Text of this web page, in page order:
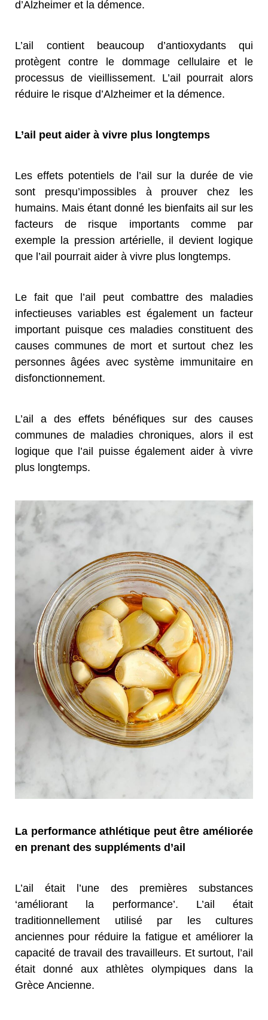
d’Alzheimer et la démence.
L’ail contient beaucoup d’antioxydants qui
protègent contre le dommage cellulaire et le
processus de vieillissement. L’ail pourrait alors
réduire le risque d’Alzheimer et la démence.
L’ail peut aider à vivre plus longtemps
Les effets potentiels de l’ail sur la durée de vie
sont presqu’impossibles à prouver chez les
humains. Mais étant donné les bienfaits ail sur les
facteurs de risque importants comme par
exemple la pression artérielle, il devient logique
que l’ail pourrait aider à vivre plus longtemps.
Le fait que l’ail peut combattre des maladies
infectieuses variables est également un facteur
important puisque ces maladies constituent des
causes communes de mort et surtout chez les
personnes âgées avec système immunitaire en
disfonctionnement.
L’ail a des effets bénéfiques sur des causes
communes de maladies chroniques, alors il est
logique que l’ail puisse également aider à vivre
plus longtemps.
La performance athlétique peut être améliorée
en prenant des suppléments d’ail
L’ail était l’une des premières substances
‘améliorant la performance’. L’ail était
traditionnellement utilisé par les cultures
anciennes pour réduire la fatigue et améliorer la
capacité de travail des travailleurs. Et surtout, l’ail
était donné aux athlètes olympiques dans la
Grèce Ancienne.